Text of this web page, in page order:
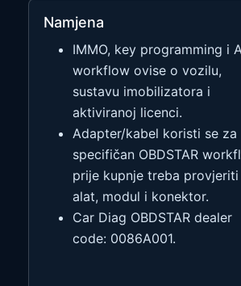
Namjena
IMMO, key programming i
workflow ovise o vozilu,
sustavu imobilizatora i
aktiviranoj licenci.
Adapter/kabel koristi se za
specifičan OBDSTAR
prije kupnje treba provjeriti
alat, modul i konektor.
Car Diag OBDSTAR dealer
code: 0086A001.